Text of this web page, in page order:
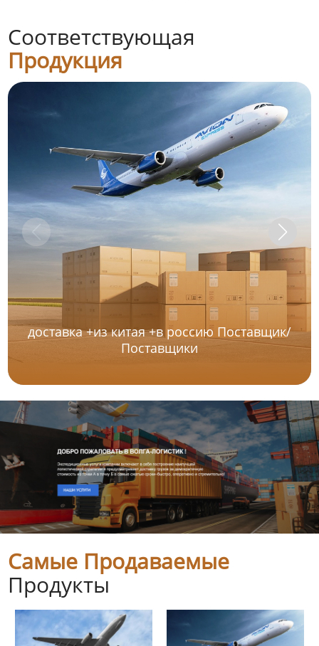
Соответствующая
Продукция
доставка +из китая +в россию Поставщик/
Поставщики
Самые Продаваемые
Продукты